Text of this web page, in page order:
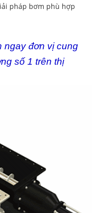
pháp bơm phù hợp
ngay đơn vị cung
số 1 trên thị